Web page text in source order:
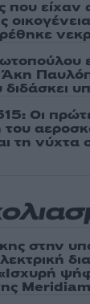
που
Άκη
διδάσκει
Οι
του
τη
στην